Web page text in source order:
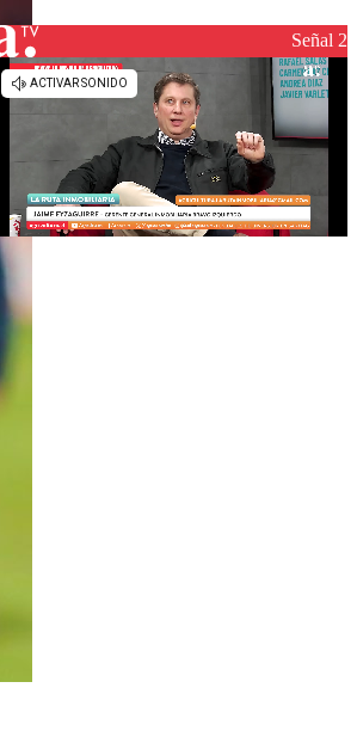
reconstrucciónSeñal 2